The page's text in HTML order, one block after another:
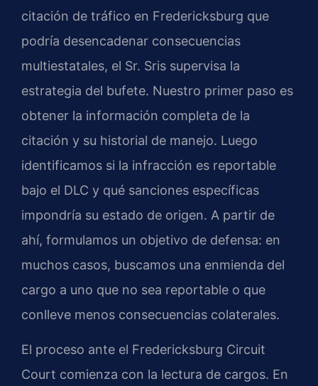
citación de tráfico en Fredericksburg que
podría desencadenar consecuencias
multiestatales, el Sr. Sris supervisa la
estrategia del bufete. Nuestro primer paso es
obtener la información completa de la
citación y su historial de manejo. Luego
identificamos si la infracción es reportable
bajo el DLC y qué sanciones específicas
impondría su estado de origen. A partir de
ahí, formulamos un objetivo de defensa: en
muchos casos, buscamos una enmienda del
cargo a uno que no sea reportable o que
conlleve menos consecuencias colaterales.
El proceso ante el Fredericksburg Circuit
Court comienza con la lectura de cargos. En